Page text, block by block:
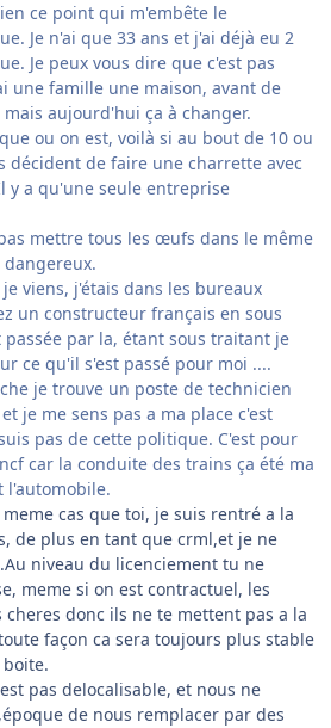
ce point qui m'embête le
Je n'ai que 33 ans et j'ai déjà eu 2
Je peux vous dire que c'est pas
une famille une maison, avant de
aujourd'hui ça à changer.
ou on est, voilà si au bout de 10 ou
décident de faire une charrette avec
y a qu'une seule entreprise
mettre tous les œufs dans le même
viens, j'étais dans les bureaux
un constructeur français en sous
par la, étant sous traitant je
ce qu'il s'est passé pour moi ....
je trouve un poste de technicien
je me sens pas a ma place c'est
pas de cette politique. C'est pour
car la conduite des trains ça été ma
l'automobile.
cas que toi, je suis rentré a la
de plus en tant que crml,et je ne
niveau du licenciement tu ne
meme si on est contractuel, les
donc ils ne te mettent pas a la
façon ca sera toujours plus stable
pas delocalisable, et nous ne
de nous remplacer par des